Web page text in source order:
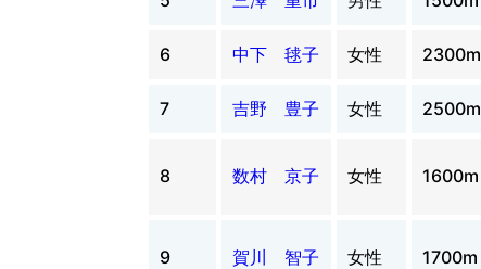
6 中下 毬子 女性 2300m
7 吉野 豊子 女性 2500m
8 数村 京子 女性 1600m
9 賀川 智子 女性 1700m